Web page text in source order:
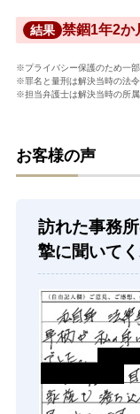
結果 禁錮1年2か
※プライバシー保護のため一部
※罪名と量刑は解決当時の法令
※担当弁護士は解決当時の所属
お客様の声
訪れた事務
摯に聞いてく